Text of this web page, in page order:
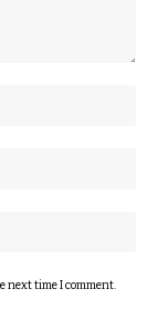
next time I comment.